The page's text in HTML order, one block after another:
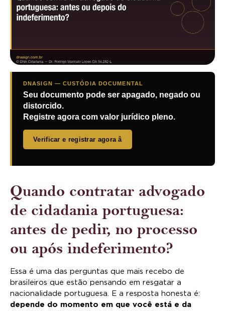
DNASIGN — CUSTÓDIA DOCUMENTAL
Seu documento pode ser apagado, negado ou
distorcido.
Registre agora com valor jurídico pleno.
Verificar e registrar agora â
Quando contratar advogado
de cidadania portuguesa:
antes de pedir, no processo
ou após indeferimento?
Essa é uma das perguntas que mais recebo de
brasileiros que estão pensando em resgatar a
nacionalidade portuguesa. E a resposta honesta é:
depende do momento em que você está e da